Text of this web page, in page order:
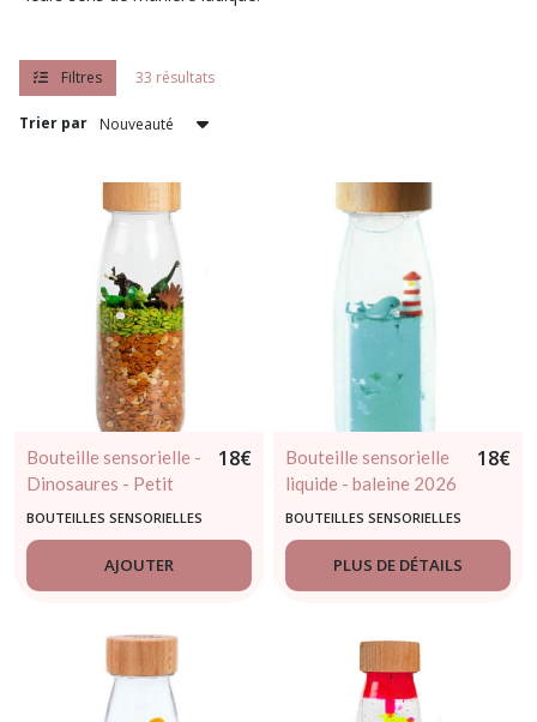
Filtres 33 résultats
Trier par
Bouteille sensorielle -
Dinosaures - Petit
Boum - dès 3 mois
18€
BOUTEILLES SENSORIELLES
AJOUTER
Bouteille sensorielle
liquide - baleine 2026
- Petit Boum - dès 3
mois
18€
BOUTEILLES SENSORIELLES
PLUS DE DÉTAILS